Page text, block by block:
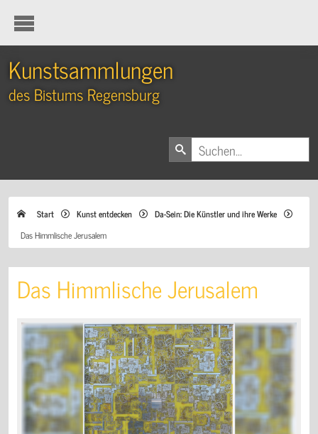
Kunstsammlungen
des Bistums Regensburg
Start Kunst entdecken
Da-Sein: Die Künstler und ihre Werke
Das Himmlische Jerusalem
Das Himmlische Jerusalem